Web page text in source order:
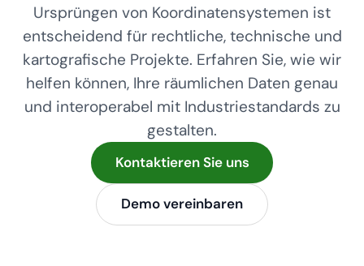
Ursprüngen von Koordinatensystemen ist
entscheidend für rechtliche, technische und
kartografische Projekte. Erfahren Sie, wie wir
helfen können, Ihre räumlichen Daten genau
und interoperabel mit Industriestandards zu
gestalten.
Kontaktieren Sie uns
Demo vereinbaren